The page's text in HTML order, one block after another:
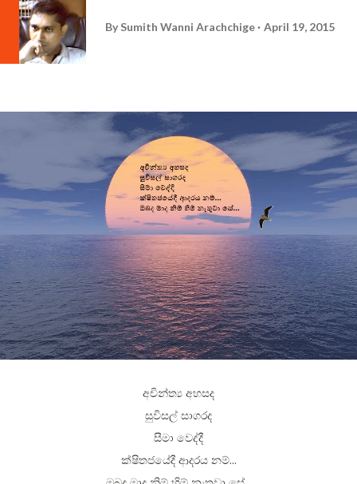
By Sumith Wanni Arachchige April 19, 2015
අචින්ත්‍ය අහසද
සුවිසල් සාගරද
සීමා වෙද්දී
ක්ෂිතජයේදී ආදරය නම්...